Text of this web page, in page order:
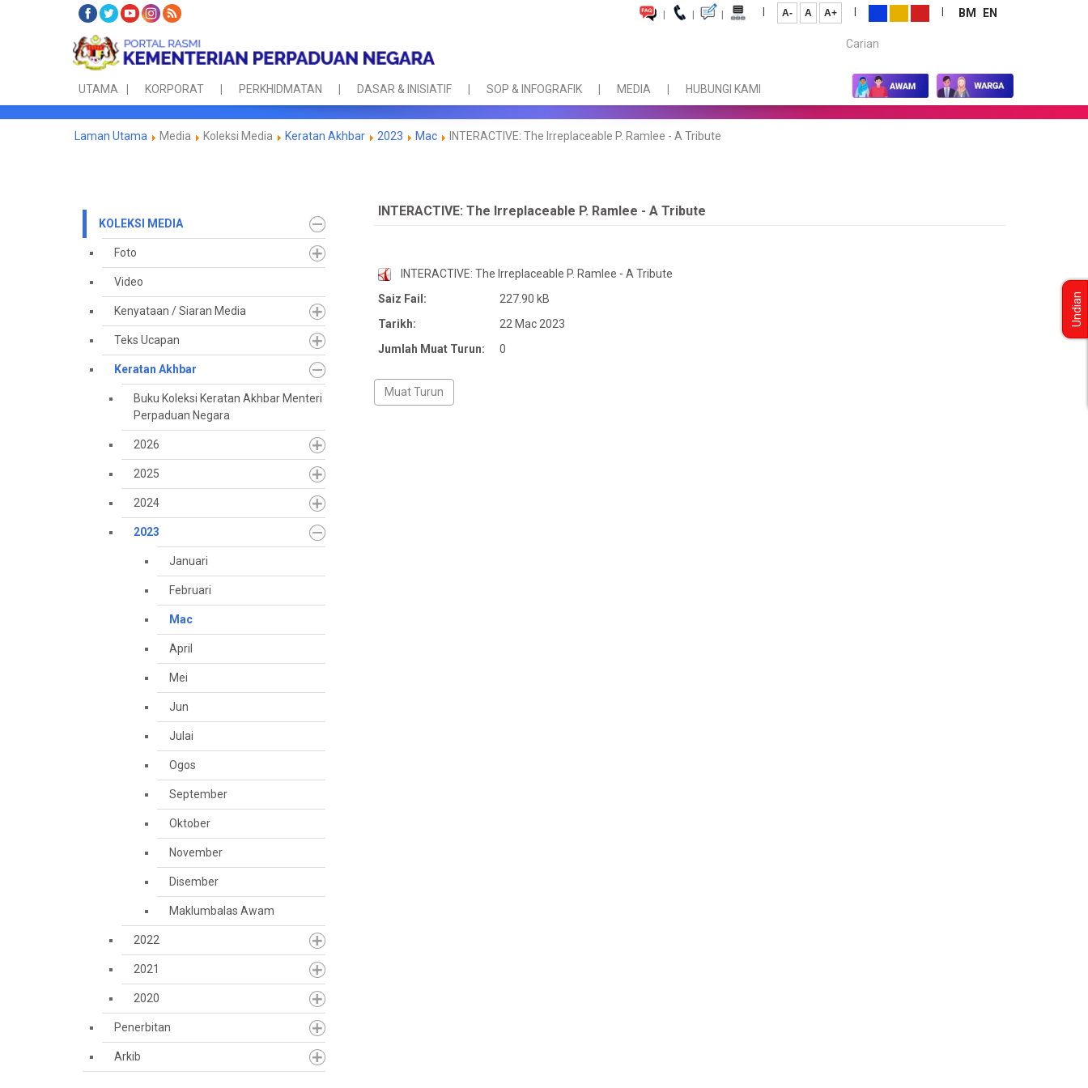
| | | | A- A A+ | | BM
EN
Carian...
UTAMA KORPORAT PERKHIDMATAN DASAR & INISIATIF SOP & INFOGRAFIK MEDIA HUBUNGI KAMI
Laman Utama Media Koleksi Media Keratan Akhbar 2023 Mac INTERACTIVE: The Irreplaceable P. Ramlee - A Tribute
KOLEKSI MEDIA
Foto
Video
Kenyataan / Siaran Media
Teks Ucapan
Keratan Akhbar
Buku Koleksi Keratan Akhbar Menteri
Perpaduan Negara
2026
2025
2024
2023
Januari
Februari
Mac
April
Mei
Jun
Julai
Ogos
September
Oktober
November
Disember
Maklumbalas Awam
2022
2021
2020
Penerbitan
Arkib
INTERACTIVE: The Irreplaceable P. Ramlee - A Tribute
INTERACTIVE: The Irreplaceable P. Ramlee - A Tribute
Saiz Fail:
227.90 kB
Tarikh:
22 Mac 2023
Jumlah Muat Turun:
0
Undian